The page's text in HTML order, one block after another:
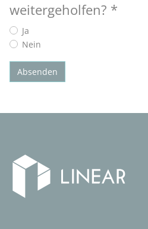
weitergeholfen? *
Ja
Nein
Absenden